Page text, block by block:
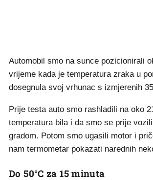
Automobil smo na sunce pozicionirali
vrijeme kada je temperatura zraka u
dosegnula svoj vrhunac s izmjerenih
Prije testa auto smo rashladili na oko
temperatura bila i da smo se prije
gradom. Potom smo ugasili motor i
nam termometar pokazati narednih
Do 50°C za 15 minuta